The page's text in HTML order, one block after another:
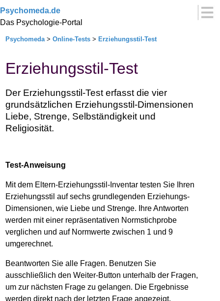
Psychomeda.de
Das Psychologie-Portal
Psychomeda>Online-Tests > Erziehungsstil-Test
Erziehungsstil-Test
Der Erziehungsstil-Test erfasst die vier
grundsätzlichen Erziehungsstil-Dimensionen
Liebe, Strenge, Selbständigkeit und
Religiosität.